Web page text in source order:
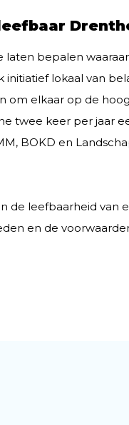
bepalen
lokaal van
om elkaar op de
twee keer per jaar
BOKD en
de leefbaarheid van
en de